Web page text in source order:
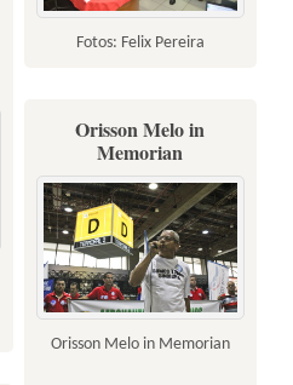
Fotos: Felix Pereira
Orisson Melo in
Memorian
Orisson Melo in Memorian